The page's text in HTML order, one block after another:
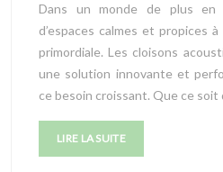
Dans un monde de plus en
d’espaces calmes et propices
primordiale. Les cloisons
une solution innovante et
ce besoin croissant. Que ce soit
LIRE LA SUITE